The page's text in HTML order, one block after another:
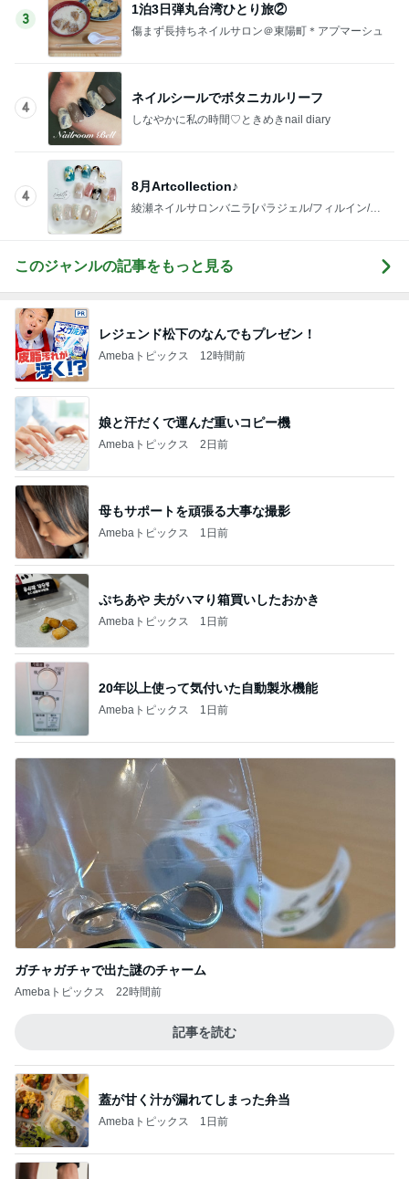
3
1泊3日弾丸台湾ひとり旅②
傷まず長持ちネイルサロン＠東陽町＊アプマーシュ
4
ネイルシールでボタニカルリーフ
しなやかに私の時間♡ときめきnail diary
4
8月Artcollection♪
綾瀬ネイルサロンバニラ[パラジェル/フィルイン/マ
このジャンルの記事をもっと見る
レジェンド松下のなんでもプレゼン！
Amebaトピックス 12時間前
娘と汗だくで運んだ重いコピー機
Amebaトピックス 2日前
母もサポートを頑張る大事な撮影
Amebaトピックス 1日前
ぷちあや 夫がハマり箱買いしたおかき
Amebaトピックス 1日前
20年以上使って気付いた自動製氷機能
Amebaトピックス 1日前
ガチャガチャで出た謎のチャーム
Amebaトピックス 22時間前
記事を読む
蓋が甘く汁が漏れてしまった弁当
Amebaトピックス 1日前